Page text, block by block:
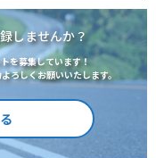
しませんか？
を募集しています！
ろしくお願いいたします。